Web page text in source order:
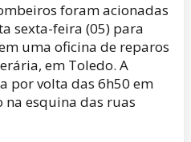
foram acionadas
sexta-feira (05) para
uma oficina de reparos
em Toledo. A
por volta das 6h50 em
esquina das ruas